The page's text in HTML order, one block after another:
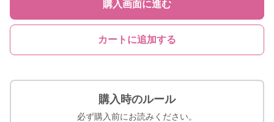
購入画面に進む
カートに追加する
購入時のルール
必ず購入前にお読みください。